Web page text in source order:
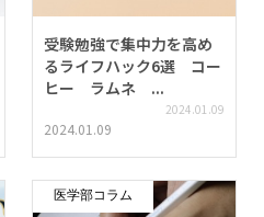
受験勉強で集中力を高め
るライフハック6選 コー
ヒー ラムネ ...
2024.01.09
2024.01.09
医学部コラム